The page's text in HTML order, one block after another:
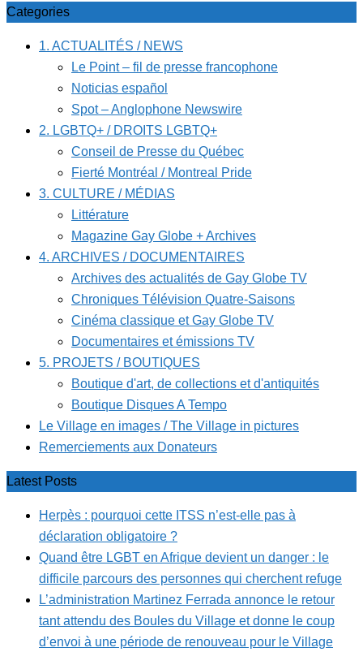
Categories
1. ACTUALITÉS / NEWS
Le Point – fil de presse francophone
Noticias español
Spot – Anglophone Newswire
2. LGBTQ+ / DROITS LGBTQ+
Conseil de Presse du Québec
Fierté Montréal / Montreal Pride
3. CULTURE / MÉDIAS
Littérature
Magazine Gay Globe + Archives
4. ARCHIVES / DOCUMENTAIRES
Archives des actualités de Gay Globe TV
Chroniques Télévision Quatre-Saisons
Cinéma classique et Gay Globe TV
Documentaires et émissions TV
5. PROJETS / BOUTIQUES
Boutique d'art, de collections et d'antiquités
Boutique Disques A Tempo
Le Village en images / The Village in pictures
Remerciements aux Donateurs
Latest Posts
Herpès : pourquoi cette ITSS n’est-elle pas à
déclaration obligatoire ?
Quand être LGBT en Afrique devient un danger : le
difficile parcours des personnes qui cherchent refuge
L’administration Martinez Ferrada annonce le retour
tant attendu des Boules du Village et donne le coup
d’envoi à une période de renouveau pour le Village